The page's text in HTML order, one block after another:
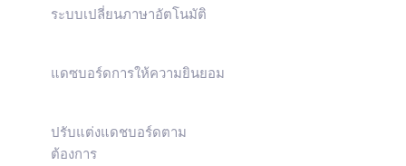
ระบบเปลี่ยนภาษาอัตโนมัติ
แดซบอร์ดการให้ความยินยอม
ปรับแต่งแดชบอร์ดตาม
ต้องการ